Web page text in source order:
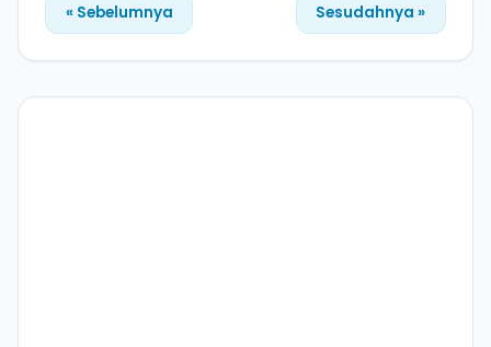
« Sebelumnya Sesudahnya »